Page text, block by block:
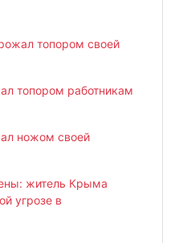
топором своей
топором работникам
ножом своей
житель Крыма
угрозе в